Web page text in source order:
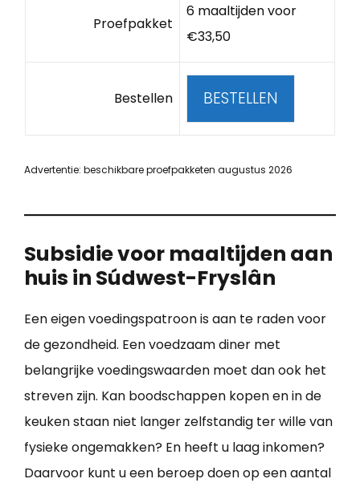
Proefpakket
6 maaltijden voor
€33,50
Bestellen BESTELLEN
Advertentie: beschikbare proefpakketen augustus 2026
Subsidie voor maaltijden aan
huis in Súdwest-Fryslân
Een eigen voedingspatroon is aan te raden voor
de gezondheid. Een voedzaam diner met
belangrijke voedingswaarden moet dan ook het
streven zijn. Kan boodschappen kopen en in de
keuken staan niet langer zelfstandig ter wille van
fysieke ongemakken? En heeft u laag inkomen?
Daarvoor kunt u een beroep doen op een aantal